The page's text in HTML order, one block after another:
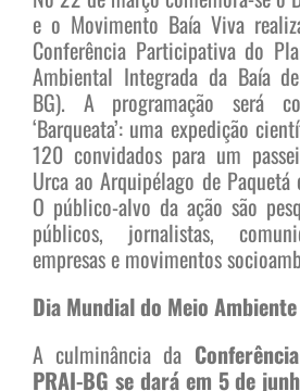
e o Movimento Baía Viva
Conferência Participativa do
Ambiental Integrada da Baía
BG). A programação será
‘Barqueata’: uma expedição
120 convidados para um
Urca ao Arquipélago de
O público-alvo da ação são
públicos, jornalistas,
empresas e movimentos
Dia Mundial do Meio Ambiente
A culminância da
PRAI-BG se dará em 5 de